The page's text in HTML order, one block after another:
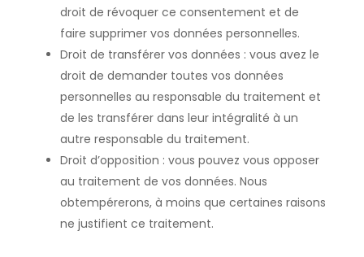
droit de révoquer ce consentement et de
faire supprimer vos données personnelles.
Droit de transférer vos données : vous avez le
droit de demander toutes vos données
personnelles au responsable du traitement et
de les transférer dans leur intégralité à un
autre responsable du traitement.
Droit d’opposition : vous pouvez vous opposer
au traitement de vos données. Nous
obtempérerons, à moins que certaines raisons
ne justifient ce traitement.